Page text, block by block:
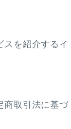
を紹介するイ
商取引法に基づ